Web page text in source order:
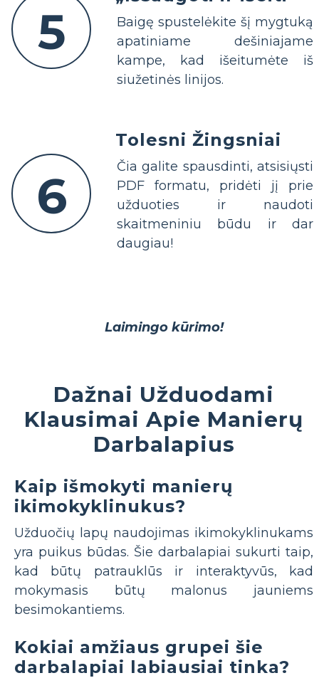
5
Baigę spustelėkite šį mygtuką
apatiniame dešiniajame
kampe, kad išeitumėte iš
siužetinės linijos.
6
Tolesni Žingsniai
Čia galite spausdinti, atsisiųsti
PDF formatu, pridėti jį prie
užduoties ir naudoti
skaitmeniniu būdu ir dar
daugiau!
Laimingo kūrimo!
Dažnai Užduodami
Klausimai Apie Manierų
Darbalapius
Kaip išmokyti manierų
ikimokyklinukus?
Užduočių lapų naudojimas ikimokyklinukams
yra puikus būdas. Šie darbalapiai sukurti taip,
kad būtų patrauklūs ir interaktyvūs, kad
mokymasis būtų malonus jauniems
besimokantiems.
Kokiai amžiaus grupei šie
darbalapiai labiausiai tinka?